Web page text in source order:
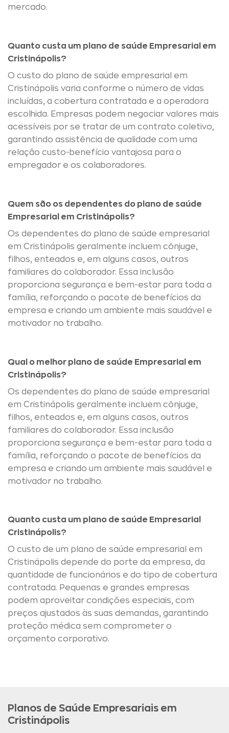
mercado.
Quanto custa um plano de saúde Empresarial em
Cristinápolis?
O custo do plano de saúde empresarial em
Cristinápolis varia conforme o número de vidas
incluídas, a cobertura contratada e a operadora
escolhida. Empresas podem negociar valores mais
acessíveis por se tratar de um contrato coletivo,
garantindo assistência de qualidade com uma
relação custo-benefício vantajosa para o
empregador e os colaboradores.
Quem são os dependentes do plano de saúde
Empresarial em Cristinápolis?
Os dependentes do plano de saúde empresarial
em Cristinápolis geralmente incluem cônjuge,
filhos, enteados e, em alguns casos, outros
familiares do colaborador. Essa inclusão
proporciona segurança e bem-estar para toda a
família, reforçando o pacote de benefícios da
empresa e criando um ambiente mais saudável e
motivador no trabalho.
Qual o melhor plano de saúde Empresarial em
Cristinápolis?
Os dependentes do plano de saúde empresarial
em Cristinápolis geralmente incluem cônjuge,
filhos, enteados e, em alguns casos, outros
familiares do colaborador. Essa inclusão
proporciona segurança e bem-estar para toda a
família, reforçando o pacote de benefícios da
empresa e criando um ambiente mais saudável e
motivador no trabalho.
Quanto custa um plano de saúde Empresarial
Cristinápolis?
O custo de um plano de saúde empresarial em
Cristinápolis depende do porte da empresa, da
quantidade de funcionários e do tipo de cobertura
contratada. Pequenas e grandes empresas
podem aproveitar condições especiais, com
preços ajustados às suas demandas, garantindo
proteção médica sem comprometer o
orçamento corporativo.
Planos de Saúde Empresariais em
Cristinápolis